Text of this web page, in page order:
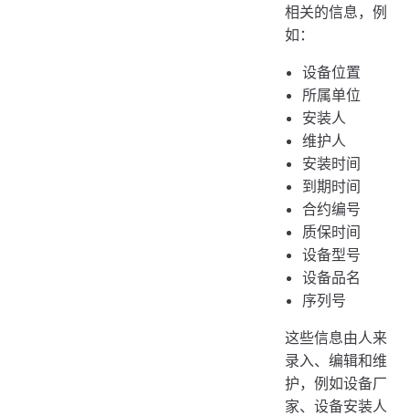
相关的信息，例
如：
设备位置
所属单位
安装人
维护人
安装时间
到期时间
合约编号
质保时间
设备型号
设备品名
序列号
这些信息由人来
录入、编辑和维
护，例如设备厂
家、设备安装人